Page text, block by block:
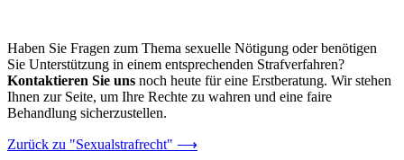
Haben Sie Fragen zum Thema sexuelle Nötigung oder benötigen
Sie Unterstützung in einem entsprechenden Strafverfahren?
Kontaktieren Sie uns noch heute für eine Erstberatung. Wir stehen
Ihnen zur Seite, um Ihre Rechte zu wahren und eine faire
Behandlung sicherzustellen.
Zurück zu "Sexualstrafrecht" ⟶